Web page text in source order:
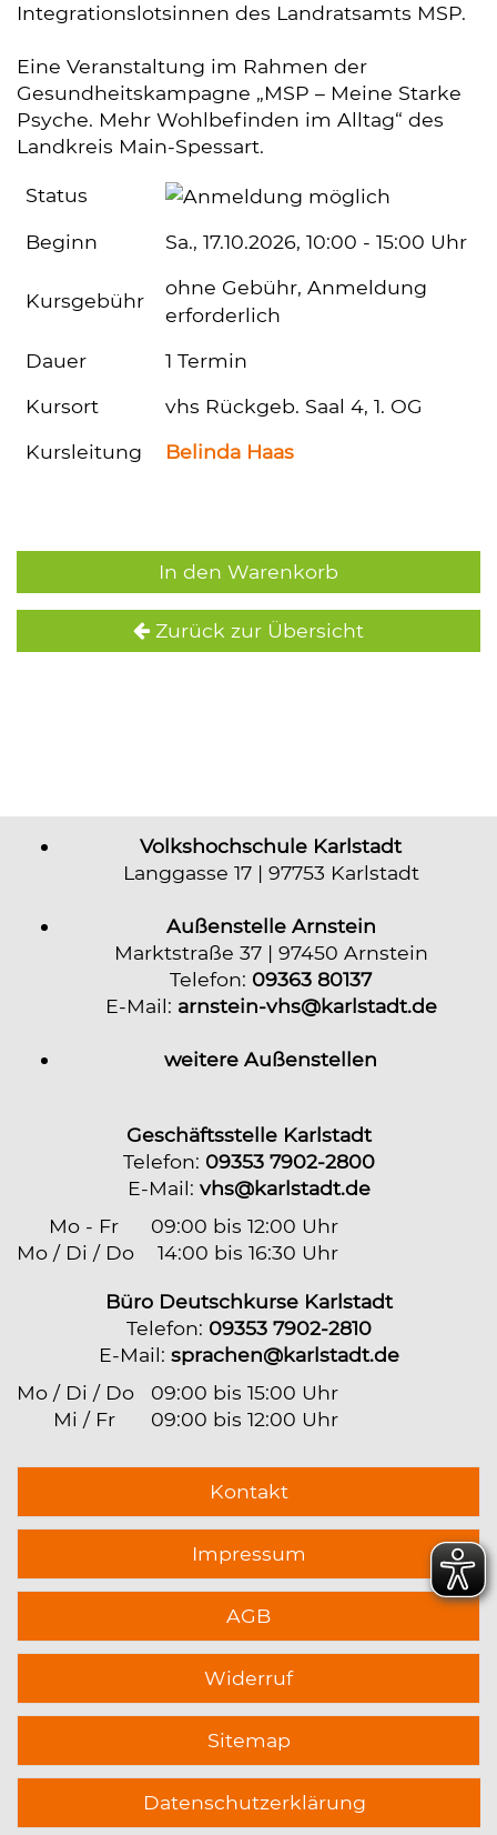
Integrationslotsinnen des Landratsamts MSP.
Eine Veranstaltung im Rahmen der
Gesundheitskampagne „MSP – Meine Starke
Psyche. Mehr Wohlbefinden im Alltag“ des
Landkreis Main-Spessart.
Status
Beginn
Sa., 17.10.2026, 10:00 - 15:00 Uhr
Kursgebühr
ohne Gebühr, Anmeldung
erforderlich
Dauer
1 Termin
Kursort
vhs Rückgeb. Saal 4, 1. OG
Kursleitung
Belinda Haas
In den Warenkorb
Zurück zur Übersicht
Volkshochschule Karlstadt
Langgasse 17 | 97753 Karlstadt
Außenstelle Arnstein
Marktstraße 37 | 97450 Arnstein
Telefon: 09363 80137
E-Mail: arnstein-vhs@karlstadt.de
weitere Außenstellen
Geschäftsstelle Karlstadt
Telefon: 09353 7902-2800
E-Mail: vhs@karlstadt.de
Mo - Fr
09:00 bis 12:00 Uhr
Mo / Di / Do
14:00 bis 16:30 Uhr
Büro Deutschkurse Karlstadt
Telefon: 09353 7902-2810
E-Mail: sprachen@karlstadt.de
Mo / Di / Do 09:00 bis 15:00 Uhr
Mi / Fr
09:00 bis 12:00 Uhr
Kontakt
Impressum
AGB
Widerruf
Sitemap
Datenschutzerklärung